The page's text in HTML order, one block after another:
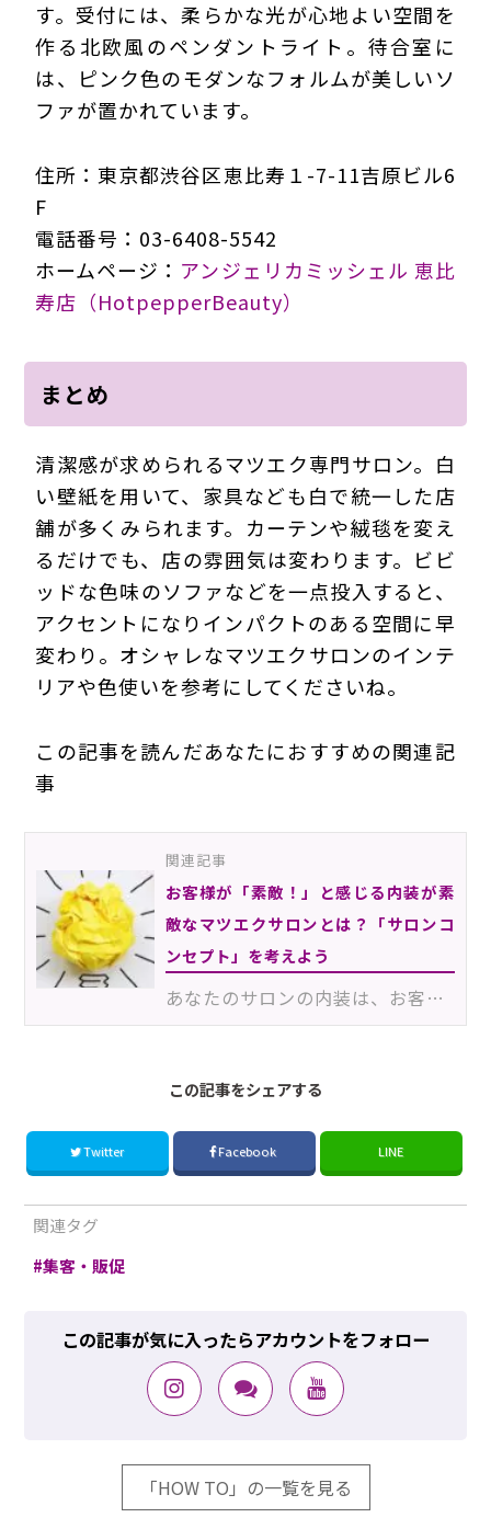
す。受付には、柔らかな光が心地よい空間を
作る北欧風のペンダントライト。待合室に
は、ピンク色のモダンなフォルムが美しいソ
ファが置かれています。
住所：東京都渋谷区恵比寿１-7-11吉原ビル6
F
電話番号：03-6408-5542
ホームページ： アンジェリカミッシェル 恵比
寿店（HotpepperBeauty）
まとめ
清潔感が求められるマツエク専門サロン。白
い壁紙を用いて、家具なども白で統一した店
舗が多くみられます。カーテンや絨毯を変え
るだけでも、店の雰囲気は変わります。ビビ
ッドな色味のソファなどを一点投入すると、
アクセントになりインパクトのある空間に早
変わり。オシャレなマツエクサロンのインテ
リアや色使いを参考にしてくださいね。
この記事を読んだあなたにおすすめの関連記
事
関連記事
お客様が「素敵！」と感じる内装が素
敵なマツエクサロンとは？「サロンコ
ンセプト」を考えよう
あなたのサロンの内装は、お客様にどのような印象を持たれているでしょうか？サロンのコンセプトがしっか…
この記事をシェアする
Twitter Facebook LINE
関連タグ
集客・販促
この記事が気に入ったらアカウントをフォロー
「HOW TO」の一覧を見る